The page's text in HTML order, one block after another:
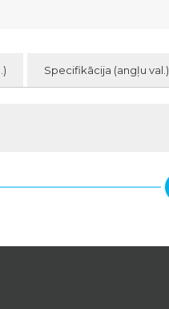
Specifikācija (angļu val.)